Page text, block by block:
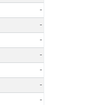
-
-
-
-
-
-
-